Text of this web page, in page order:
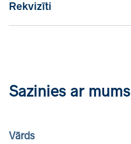
Rekvizīti
Sazinies ar mums
Vārds